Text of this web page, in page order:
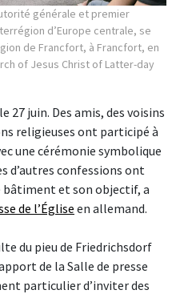
générale et premier
d’Europe centrale, se
de Francfort, à Francfort, en
of Jesus Christ of Latter-day
27 juin. Des amis, des voisins
religieuses ont participé à
une cérémonie symbolique
d’autres confessions ont
et son objectif, a
de l’Église en allemand.
du pieu de Friedrichsdorf
de la Salle de presse
particulier d’inviter des